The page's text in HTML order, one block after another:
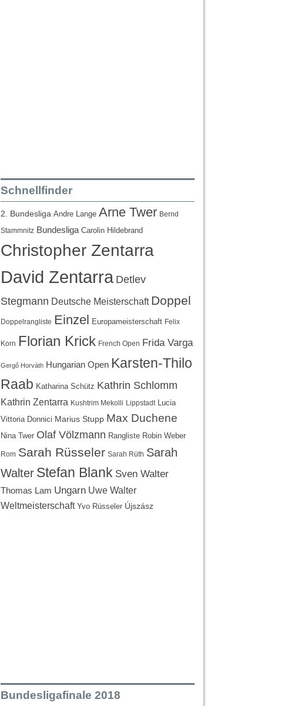
Schnellfinder
2. Bundesliga Andre Lange Arne Twer Bernd
Stammnitz Bundesliga Carolin Hildebrand
Christopher Zentarra
David Zentarra Detlev
Stegmann Deutsche Meisterschaft Doppel
Doppelrangliste Einzel Europameisterschaft Felix
Korn Florian Krick French Open Frida Varga
Gergő Horváth Hungarian Open Karsten-Thilo
Raab Katharina Schütz Kathrin Schlomm
Kathrin Zentarra Kushtrim Mekolli Lippstadt
Lucia
Vittoria Donnici Marius Stupp Max Duchene
Nina Twer Olaf Völzmann Rangliste Robin Weber
Rom Sarah Rüsseler Sarah Rüth Sarah
Walter Stefan Blank Sven Walter
Thomas Lam Ungarn Uwe Walter
Weltmeisterschaft Yvo Rüsseler Újszász
Bundesligafinale 2018